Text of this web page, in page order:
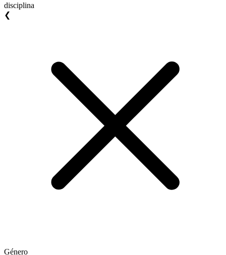
disciplina
❮
Género